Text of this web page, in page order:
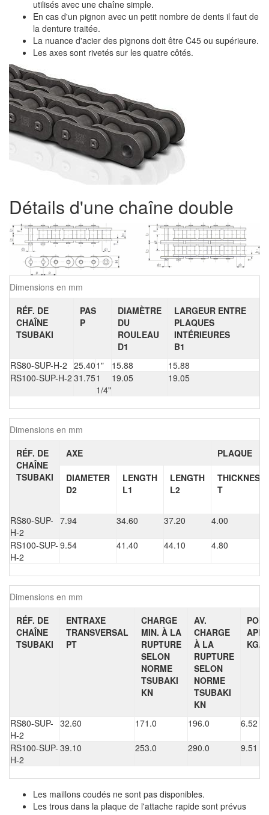
utilisés avec une chaîne simple.
En cas d'un pignon avec un petit nombre de dents il faut de
la denture traitée.
La nuance d'acier des pignons doit être C45 ou supérieure.
Les axes sont rivetés sur les quatre côtés.
Détails d'une chaîne double
Dimensions en mm
RÉF. DE
CHAÎNE
TSUBAKI
PAS
P
DIAMÈTRE
DU
ROULEAU
D1
LARGEUR ENTRE
PLAQUES
INTÉRIEURES
B1
RS80-SUP-H-2 25.401" 15.88
15.88
RS100-SUP-H-2 31.751
1/4"
19.05 19.05
Dimensions en mm
RÉF. DE
CHAÎNE
TSUBAKI
AXE PLAQUE
DIAMETER
D2
LENGTH
L1
LENGTH
L2
THICKNESS
T
RS80-SUP-
H-2
7.94 34.60 37.20 4.00
RS100-SUP-
H-2
9.54 41.40 44.10 4.80
Dimensions en mm
RÉF. DE
CHAÎNE
TSUBAKI
ENTRAXE
TRANSVERSAL
PT
CHARGE
MIN. À LA
RUPTURE
SELON
NORME
TSUBAKI
KN
AV.
CHARGE
À LA
RUPTURE
SELON
NORME
TSUBAKI
KN
KG/M
RS80-SUP-
H-2
32.60 171.0 196.0 6.52
RS100-SUP-
H-2
39.10 253.0 290.0 9.51
Les maillons coudés ne sont pas disponibles.
Les trous dans la plaque de l'attache rapide sont prévus